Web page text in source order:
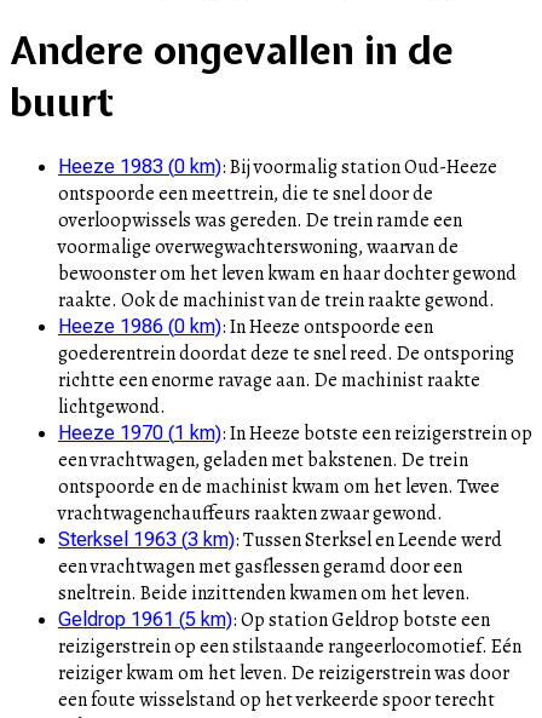
Andere ongevallen in de
buurt
Heeze 1983 (0 km):Bij voormalig station Oud-Heeze
ontspoorde een meettrein, die te snel door de
overloopwissels was gereden. De trein ramde een
voormalige overwegwachterswoning, waarvan de
bewoonster om het leven kwam en haar dochter gewond
raakte. Ook de machinist van de trein raakte gewond.
Heeze 1986 (0 km):In Heeze ontspoorde een
goederentrein doordat deze te snel reed. De ontsporing
richtte een enorme ravage aan. De machinist raakte
lichtgewond.
Heeze 1970 (1 km):In Heeze botste een reizigerstrein op
een vrachtwagen, geladen met bakstenen. De trein
ontspoorde en de machinist kwam om het leven. Twee
vrachtwagenchauffeurs raakten zwaar gewond.
Sterksel 1963 (3 km):Tussen Sterksel en Leende werd
een vrachtwagen met gasflessen geramd door een
sneltrein. Beide inzittenden kwamen om het leven.
Geldrop 1961 (5 km):Op station Geldrop botste een
reizigerstrein op een stilstaande rangeerlocomotief. Eén
reiziger kwam om het leven. De reizigerstrein was door
een foute wisselstand op het verkeerde spoor terecht